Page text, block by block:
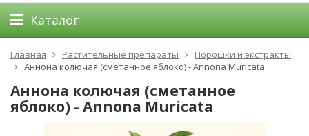
Каталог
Главная Растительные препараты
Порошки и экстракты
Аннона колючая (сметанное яблоко) - Annona Muricata
Аннона колючая (сметанное
яблоко) - Annona Muricata